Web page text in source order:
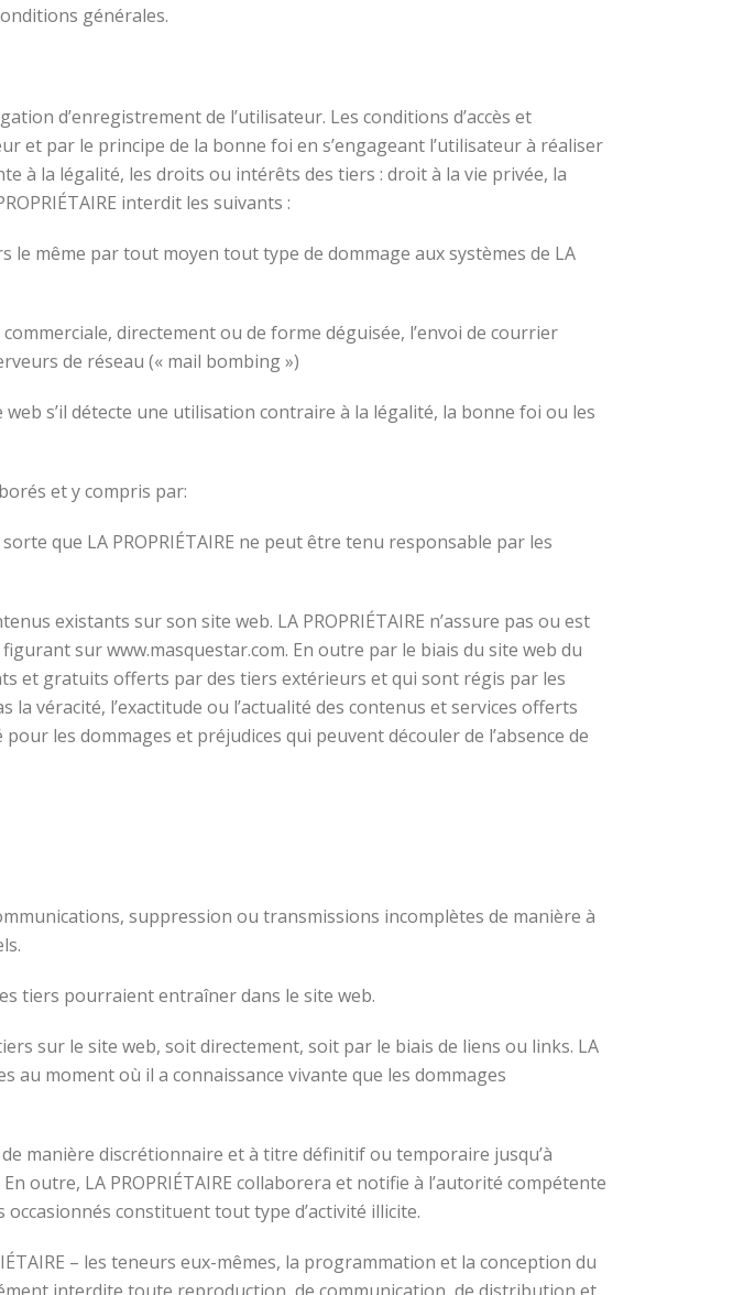
générales.
d’enregistrement de l’utilisateur. Les conditions d’accès et
et par le principe de la bonne foi en s’engageant l’utilisateur à réaliser
à la légalité, les droits ou intérêts des tiers : droit à la vie privée, la
interdit les suivants :
même par tout moyen tout type de dommage aux systèmes de LA
directement ou de forme déguisée, l’envoi de courrier
de réseau (« mail bombing »)
s’il détecte une utilisation contraire à la légalité, la bonne foi ou les
et y compris par:
que LA PROPRIÉTAIRE ne peut être tenu responsable par les
existants sur son site web. LA PROPRIÉTAIRE n’assure pas ou est
sur www.masquestar.com. En outre par le biais du site web du
et gratuits offerts par des tiers extérieurs et qui sont régis par les
la véracité, l’exactitude ou l’actualité des contenus et services offerts
les dommages et préjudices qui peuvent découler de l’absence de
suppression ou transmissions incomplètes de manière à
tiers pourraient entraîner dans le site web.
sur le site web, soit directement, soit par le biais de liens ou links. LA
au moment où il a connaissance vivante que les dommages
manière discrétionnaire et à titre définitif ou temporaire jusqu’à
outre, LA PROPRIÉTAIRE collaborera et notifie à l’autorité compétente
constituent tout type d’activité illicite.
– les teneurs eux-mêmes, la programmation et la conception du